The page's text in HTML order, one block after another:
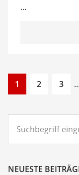
…
Go
to
1
Go
2
Go
3
eingeben...
NEUESTE